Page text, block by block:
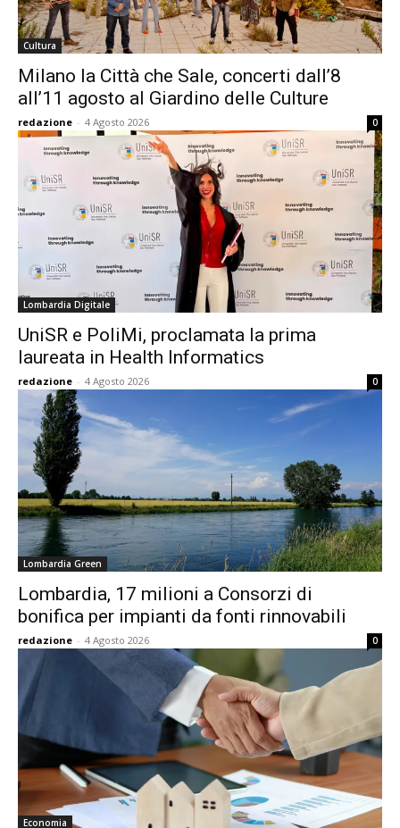
Cultura
Milano la Città che Sale, concerti dall’8
all’11 agosto al Giardino delle Culture
redazione - 4 Agosto 2026 0
Lombardia Digitale
UniSR e PoliMi, proclamata la prima
laureata in Health Informatics
redazione - 4 Agosto 2026 0
Lombardia Green
Lombardia, 17 milioni a Consorzi di
bonifica per impianti da fonti rinnovabili
redazione - 4 Agosto 2026 0
Economia